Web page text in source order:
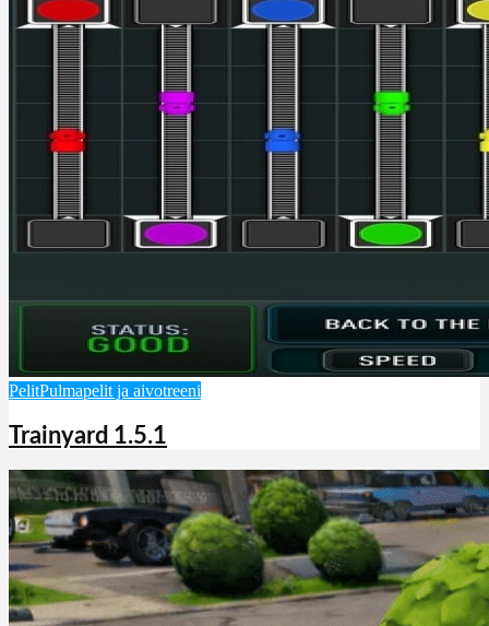
PelitPulmapelit ja aivotreeni
Trainyard 1.5.1